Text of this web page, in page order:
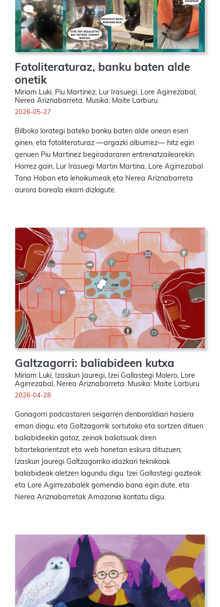
Fotoliteraturaz, banku baten alde
onetik
Miriam Luki, Piu Martinez, Lur Irasuegi, Lore Agirrezabal,
Nerea Ariznabarreta. Musika: Maite Larburu
2026-05-27
Bilboko lorategi bateko banku baten alde onean eseri
ginen, eta fotoliteraturaz —argazki albumez— hitz egin
genuen Piu Martinez begiradararen entrenatzailearekin.
Horrez gain, Lur Irasuegi Martin Martina, Lore Agirrezabal
Tana Hoban eta lehoikumeak eta Nerea Ariznabarreta
aurora boreala ekarri dizkigute.
Galtzagorri: baliabideen kutxa
Miriam Luki, Izaskun Jauregi, Izei Gallastegi Molero, Lore
Agirrezabal, Nerea Ariznabarreta. Musika: Maite Larburu
2026-04-28
Gonagorri podcastaren seigarren denboraldiari hasiera
eman diogu, eta Galtzagorrik sortutako eta sortzen dituen
baliabideekin gatoz, zeinak baliotsuak diren
bitartekarientzat eta web honetan eskura dituzuen;
Izaskun Jauregi Galtzagorriko idazkari teknikoak
baliabideak aletzen lagundu digu. Izei Gallastegi gazteak
eta Lore Agirrezabalek gomendio bana egin dute, eta
Nerea Ariznabarretak Amazonia kontatu digu.